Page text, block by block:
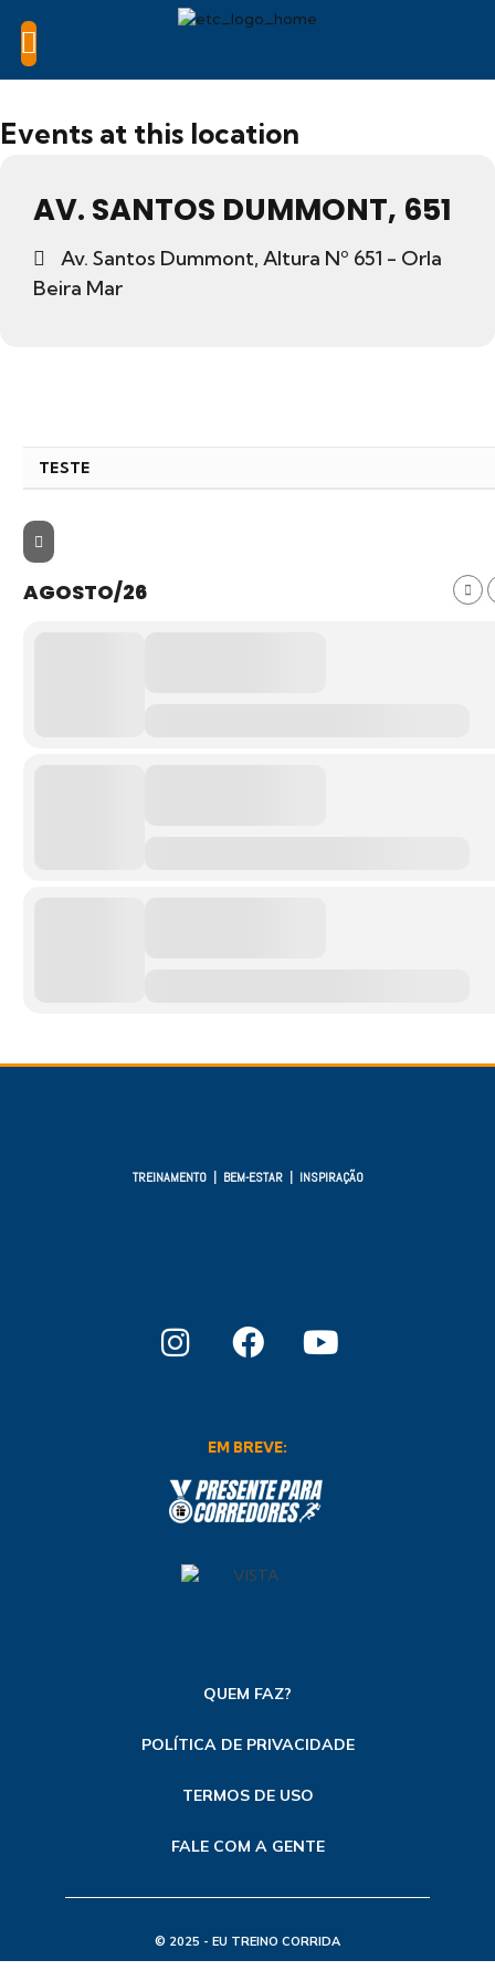
Events at this location
AV. SANTOS DUMMONT, 651
Av. Santos Dummont, Altura Nº 651 - Orla
Beira Mar
TESTE
AGOSTO/26
TREINAMENTO | BEM-ESTAR | INSPIRAÇÃO
EM BREVE:
QUEM FAZ?
POLÍTICA DE PRIVACIDADE
TERMOS DE USO
FALE COM A GENTE
© 2025 - EU TREINO CORRIDA
TODOS OS DIREITOS RESERVADOS